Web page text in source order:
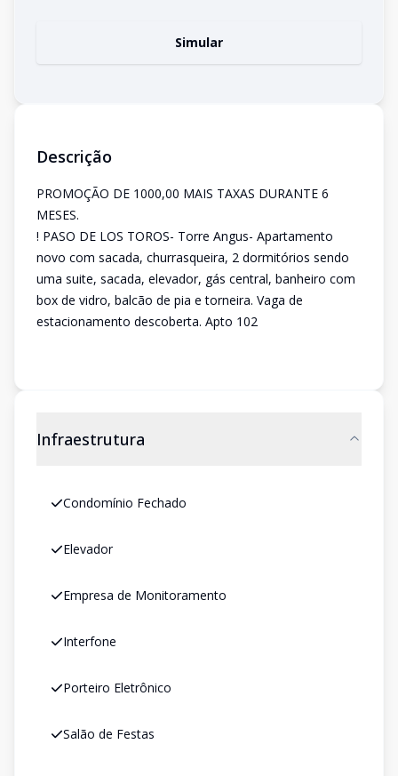
Simular
Descrição
PROMOÇÃO DE 1000,00 MAIS TAXAS DURANTE 6
MESES.
! PASO DE LOS TOROS- Torre Angus- Apartamento
novo com sacada, churrasqueira, 2 dormitórios sendo
uma suite, sacada, elevador, gás central, banheiro com
box de vidro, balcão de pia e torneira. Vaga de
estacionamento descoberta. Apto 102
Infraestrutura
Condomínio Fechado
Elevador
Empresa de Monitoramento
Interfone
Porteiro Eletrônico
Salão de Festas